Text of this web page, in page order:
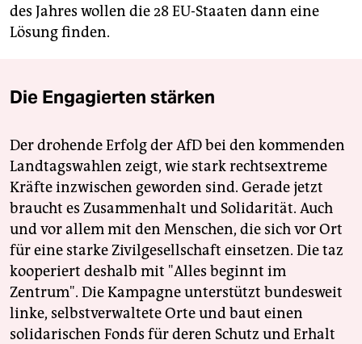
des Jahres wollen die 28 EU-Staaten dann eine
Lösung finden.
Die Engagierten stärken
Der drohende Erfolg der AfD bei den kommenden
Landtagswahlen zeigt, wie stark rechtsextreme
Kräfte inzwischen geworden sind. Gerade jetzt
braucht es Zusammenhalt und Solidarität. Auch
und vor allem mit den Menschen, die sich vor Ort
für eine starke Zivilgesellschaft einsetzen. Die taz
kooperiert deshalb mit "Alles beginnt im
Zentrum". Die Kampagne unterstützt bundesweit
linke, selbstverwaltete Orte und baut einen
solidarischen Fonds für deren Schutz und Erhalt